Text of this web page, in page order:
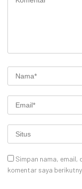
Simpan nama, email,
komentar saya